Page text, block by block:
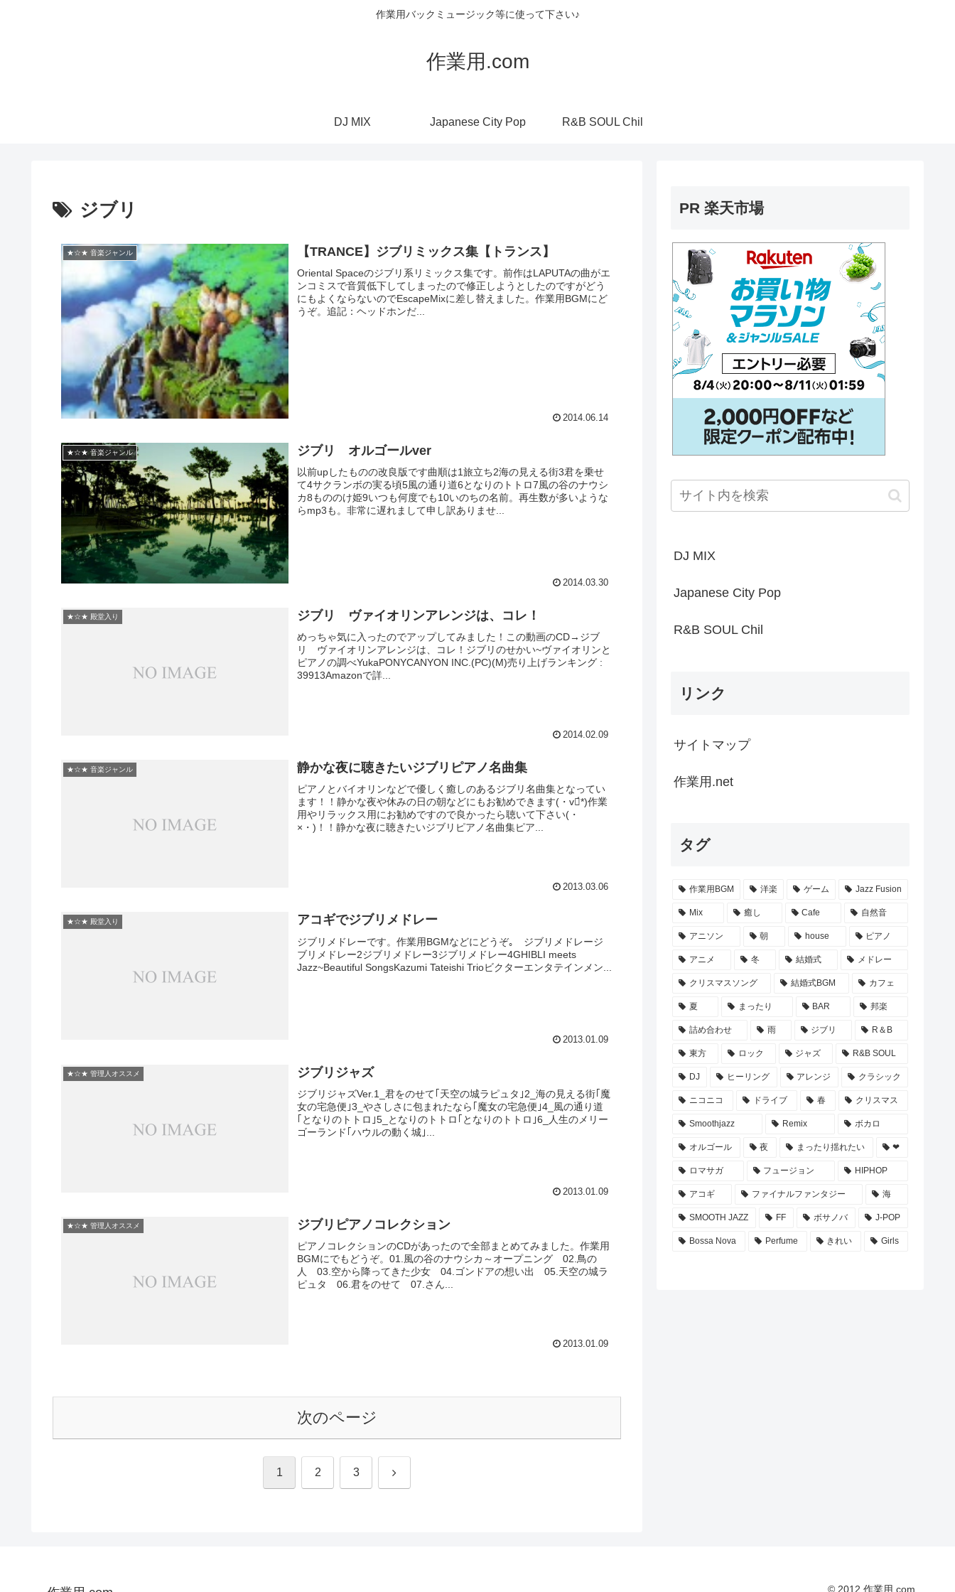
作業用バックミュージック等に使って下さい♪
作業用.com
DJ MIX Japanese City Pop R&B SOUL Chil
ジブリ
★☆★ 音楽ジャンル 【TRANCE】ジブリミックス集【トランス】
Oriental Spaceのジブリ系リミックス集です。前作はLAPUTAの曲がエ
ンコミスで音質低下してしまったので修正しようとしたのですがどう
にもよくならないのでEscapeMixに差し替えました。作業用BGMにど
うぞ。追記：ヘッドホンだ...
2014.06.14
★☆★ 音楽ジャンル ジブリ オルゴールver
以前upしたものの改良版です曲順は1旅立ち2海の見える街3君を乗せ
て4サクランボの実る頃5風の通り道6となりのトトロ7風の谷のナウシ
カ8もののけ姫9いつも何度でも10いのちの名前。再生数が多いような
らmp3も。非常に遅れまして申し訳ありませ...
2014.03.30
★☆★ 殿堂入り ジブリ ヴァイオリンアレンジは、コレ！
めっちゃ気に入ったのでアップしてみました！この動画のCD→ジブ
リ ヴァイオリンアレンジは、コレ！ジブリのせかい~ヴァイオリンと
ピアノの調べYukaPONYCANYON INC.(PC)(M)売り上げランキング :
39913Amazonで詳...
2014.02.09
★☆★ 音楽ジャンル 静かな夜に聴きたいジブリピアノ名曲集
ピアノとバイオリンなどで優しく癒しのあるジブリ名曲集となってい
ます！！静かな夜や休みの日の朝などにもお勧めできます(・v・́*)作業
用やリラックス用にお勧めですので良かったら聴いて下さい(・
×・)！！静かな夜に聴きたいジブリピアノ名曲集ピア...
2013.03.06
★☆★ 殿堂入り アコギでジブリメドレー
ジブリメドレーです。作業用BGMなどにどうぞ｡ ジブリメドレージ
ブリメドレー2ジブリメドレー3ジブリメドレー4GHIBLI meets
Jazz~Beautiful SongsKazumi Tateishi Trioビクターエンタテインメン...
2013.01.09
★☆★ 管理人オススメ ジブリジャズ
ジブリジャズVer.1_君をのせて｢天空の城ラピュタ｣2_海の見える街｢魔
女の宅急便｣3_やさしさに包まれたなら｢魔女の宅急便｣4_風の通り道
｢となりのトトロ｣5_となりのトトロ｢となりのトトロ｣6_人生のメリー
ゴーランド｢ハウルの動く城｣...
2013.01.09
★☆★ 管理人オススメ ジブリピアノコレクション
ピアノコレクションのCDがあったので全部まとめてみました。作業用
BGMにでもどうぞ。01.風の谷のナウシカ～オープニング 02.鳥の
人 03.空から降ってきた少女 04.ゴンドアの想い出 05.天空の城ラ
ピュタ 06.君をのせて 07.さん...
2013.01.09
次のページ
1 2 3 次
PR 楽天市場
DJ MIX
Japanese City Pop
R&B SOUL Chil
リンク
サイトマップ
作業用.net
タグ
作業用BGM 洋楽 ゲーム Jazz Fusion
Mix 癒し Cafe 自然音
アニソン 朝 house ピアノ
アニメ 冬 結婚式 メドレー
クリスマスソング 結婚式BGM カフェ
夏 まったり BAR 邦楽
詰め合わせ 雨 ジブリ R＆B
東方 ロック ジャズ R&B SOUL
DJ ヒーリング アレンジ クラシック
ニコニコ ドライブ 春 クリスマス
Smoothjazz Remix ボカロ
オルゴール 夜 まったり揺れたい ❤
ロマサガ フュージョン HIPHOP
アコギ ファイナルファンタジー 海
SMOOTH JAZZ FF ボサノバ J-POP
Bossa Nova Perfume きれい Girls
© 2012 作業用.com.